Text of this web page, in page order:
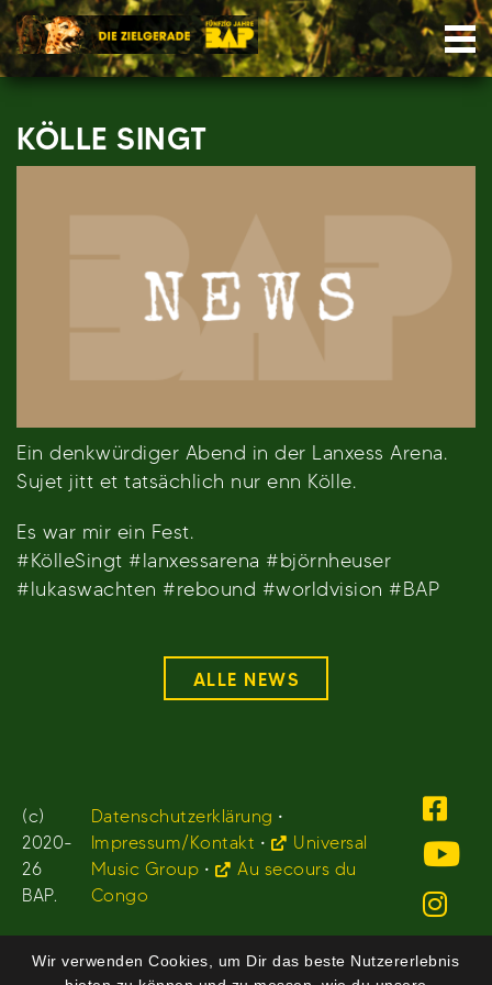
Skip
to
content
KÖLLE SINGT
Ein denkwürdiger Abend in der Lanxess Arena.
Sujet jitt et tatsächlich nur enn Kölle.
Es war mir ein Fest.
#KölleSingt #lanxessarena #björnheuser
#lukaswachten #rebound #worldvision #BAP
ALLE NEWS
(c)
2020-
26
BAP.
Datenschutzerklärung •
Impressum/Kontakt •
Universal
Music Group •
Au secours du
Congo
Wir verwenden Cookies, um Dir das beste Nutzererlebnis